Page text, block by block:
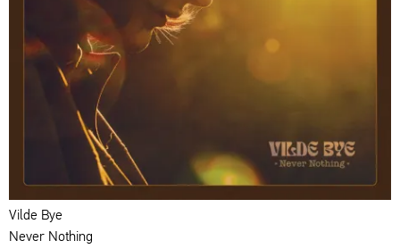
Vilde Bye
Never Nothing